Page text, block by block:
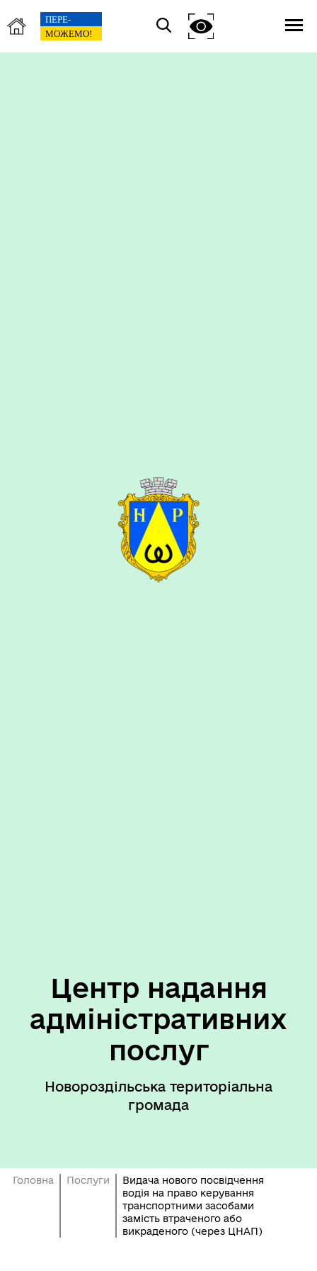
Центр надання
адміністративних
послуг
Новороздільська територіальна
громада
Головна Послуги
Видача нового посвідчення
водія на право керування
транспортними засобами
замість втраченого або
викраденого (через ЦНАП)